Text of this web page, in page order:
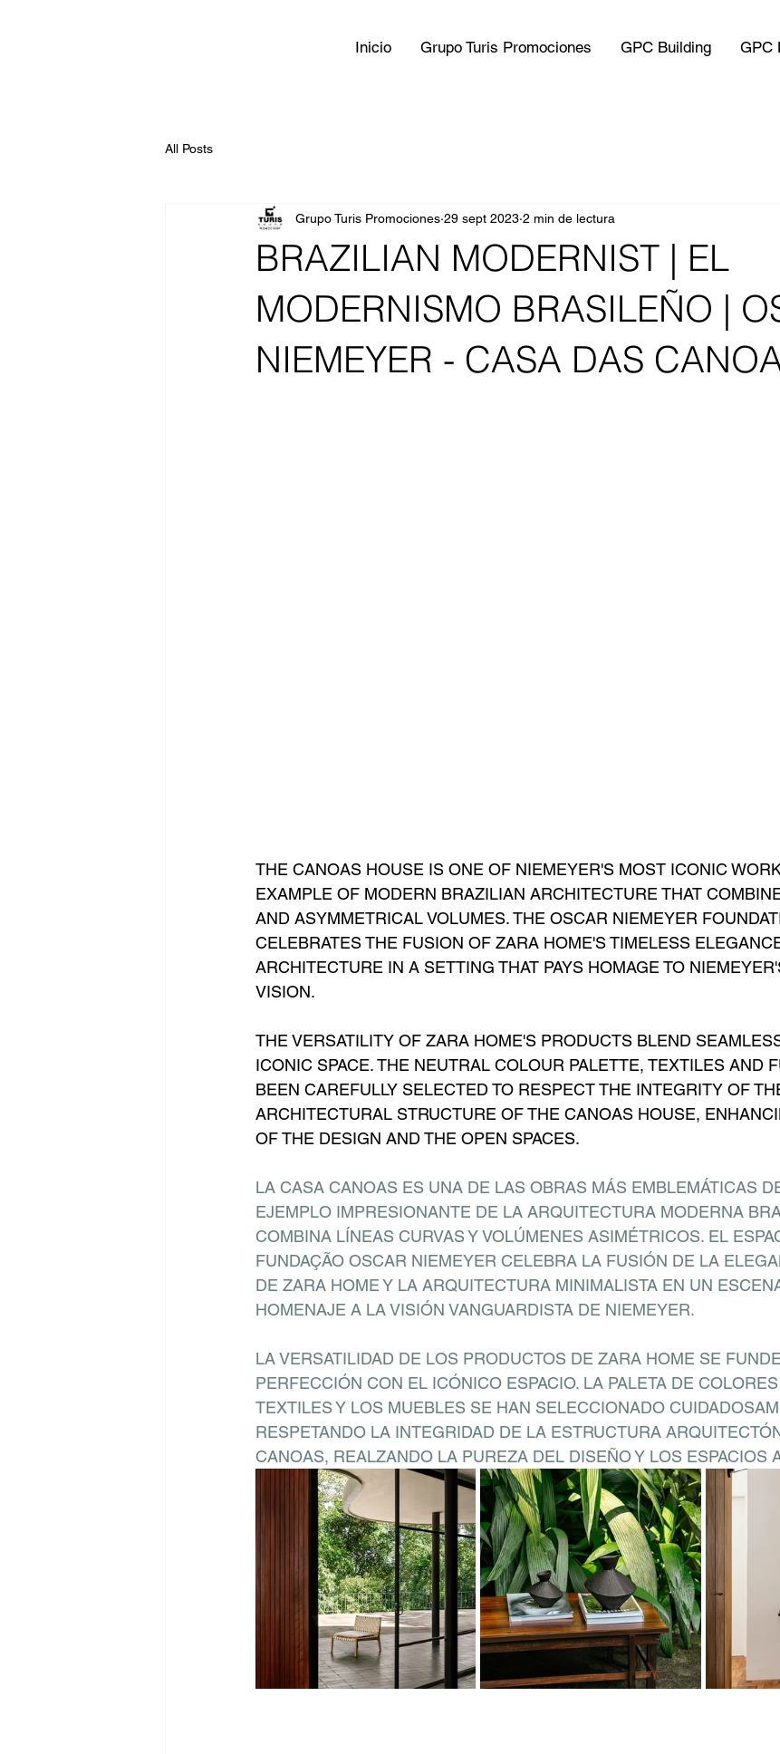
Inicio Grupo Turis Promociones GPC Building GPC
All Posts
BRAZILIAN MODERNIST | EL
MODERNISMO BRASILEÑO |
NIEMEYER - CASA DAS
Grupo Turis Promociones 29 sept 2023 2 min de lectura
THE CANOAS HOUSE IS ONE OF NIEMEYER'S MOST ICONIC
EXAMPLE OF MODERN BRAZILIAN ARCHITECTURE THAT
AND ASYMMETRICAL VOLUMES. THE OSCAR NIEMEYER
CELEBRATES THE FUSION OF ZARA HOME'S TIMELESS
ARCHITECTURE IN A SETTING THAT PAYS HOMAGE TO
VISION.
THE VERSATILITY OF ZARA HOME'S PRODUCTS BLEND
ICONIC SPACE. THE NEUTRAL COLOUR PALETTE, TEXTILES AND
BEEN CAREFULLY SELECTED TO RESPECT THE INTEGRITY OF
ARCHITECTURAL STRUCTURE OF THE CANOAS HOUSE,
OF THE DESIGN AND THE OPEN SPACES.
LA CASA CANOAS ES UNA DE LAS OBRAS MÁS EMBLEMÁTICAS
EJEMPLO IMPRESIONANTE DE LA ARQUITECTURA MODERNA
COMBINA LÍNEAS CURVAS Y VOLÚMENES ASIMÉTRICOS. EL
FUNDAÇÃO OSCAR NIEMEYER CELEBRA LA FUSIÓN DE LA
DE ZARA HOME Y LA ARQUITECTURA MINIMALISTA EN UN
HOMENAJE A LA VISIÓN VANGUARDISTA DE NIEMEYER.
LA VERSATILIDAD DE LOS PRODUCTOS DE ZARA HOME SE
PERFECCIÓN CON EL ICÓNICO ESPACIO. LA PALETA DE
TEXTILES Y LOS MUEBLES SE HAN SELECCIONADO
RESPETANDO LA INTEGRIDAD DE LA ESTRUCTURA
CANOAS, REALZANDO LA PUREZA DEL DISEÑO Y LOS ESPACIOS